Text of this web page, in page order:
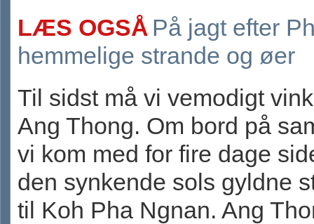
LÆS OGSÅ På jagt efter
hemmelige strande og øer
Til sidst må vi vemodigt
Ang Thong. Om bord på
vi kom med for fire dage
den synkende sols gyldne
til Koh Pha Ngnan. Ang